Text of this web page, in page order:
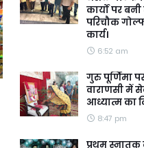
कार्यों पर
परिचौक
कार्य।
6:52 am
गुरु पूर्णिमा
वाराणसी में
आध्यात्म का
8:47 pm
प्रथम स्नातक